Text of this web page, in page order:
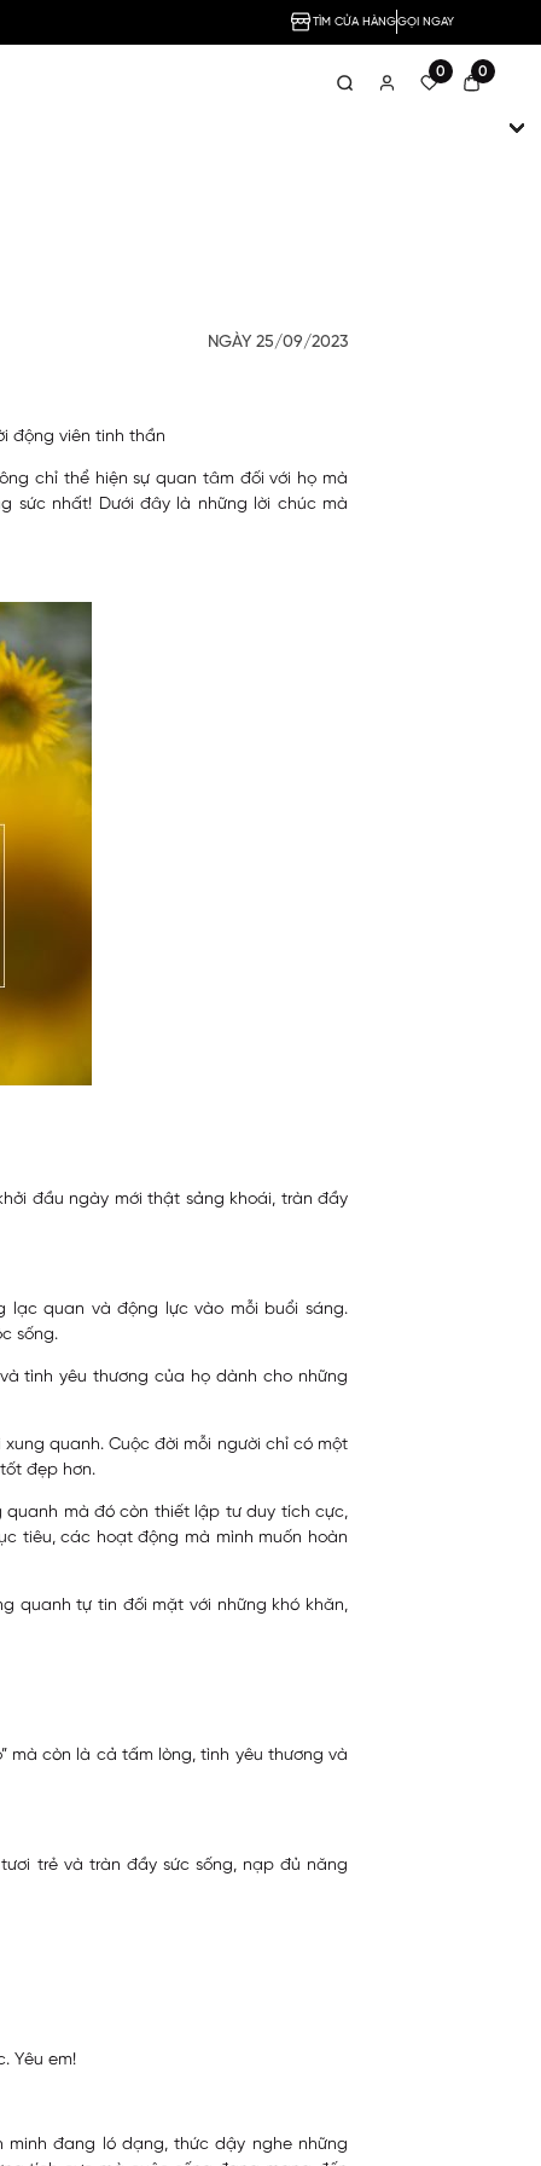
TÌM CỬA HÀNGGỌI NGAY
0 0
NGÀY 25/09/2023
động viên tinh thần
chỉ thể hiện sự quan tâm đối với họ mà
sức nhất! Dưới đây là những lời chúc mà
đầu ngày mới thật sảng khoái, tràn đầy
lạc quan và động lực vào mỗi buổi sáng.
sống.
tình yêu thương của họ dành cho những
quanh. Cuộc đời mỗi người chỉ có một
đẹp hơn.
quanh mà đó còn thiết lập tư duy tích cực,
tiêu, các hoạt động mà mình muốn hoàn
quanh tự tin đối mặt với những khó khăn,
mà còn là cả tấm lòng, tình yêu thương và
trẻ và tràn đầy sức sống, nạp đủ năng
Yêu em!
minh đang ló dạng, thức dậy nghe những